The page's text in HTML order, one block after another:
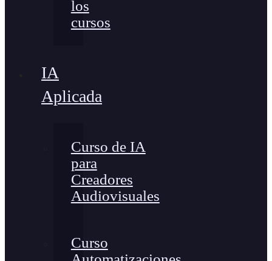
los
cursos
IA
Aplicada
Curso de IA
para
Creadores
Audiovisuales
Curso